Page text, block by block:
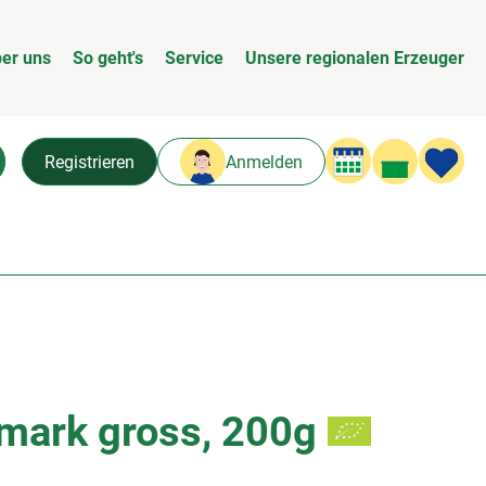
uns So geht's Service Unsere regionalen Erzeuger
Registrieren Anmelden
gross, 200g